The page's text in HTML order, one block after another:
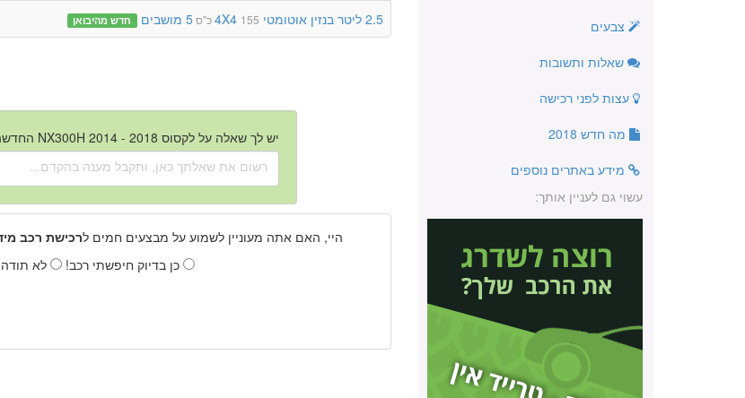
צבעים
שאלות ותשובות
עצות לפני רכישה
מה חדש 2018
מידע באתרים נוספים
עשוי גם לעניין אותך:
2.5 ליטר בנזיןאוטומטי 4X4 155 כ"ס 5 מושבים חדש מהיבואן
יש לך שאלה על לקסוס NX300H 2014 - 2018 החדשה?
היי, האם אתה מעוניין לשמוע על מבצעים חמים לרכישת רכב
כן בדיוק חיפשתי רכב!
לא תודה